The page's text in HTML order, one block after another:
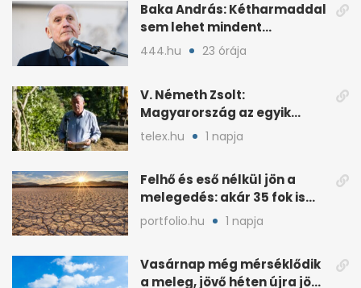
Baka András: Kétharmaddal
sem lehet mindent
megcsinálni
444.hu 23 órája
V. Németh Zsolt:
Magyarország az egyik
legszegényebb ország
telex.hu 1 napja
Felhő és eső nélkül jön a
melegedés: akár 35 fok is
lehet vasárnap
portfolio.hu 1 napja
Vasárnap még mérséklődik
a meleg, jövő héten újra jön